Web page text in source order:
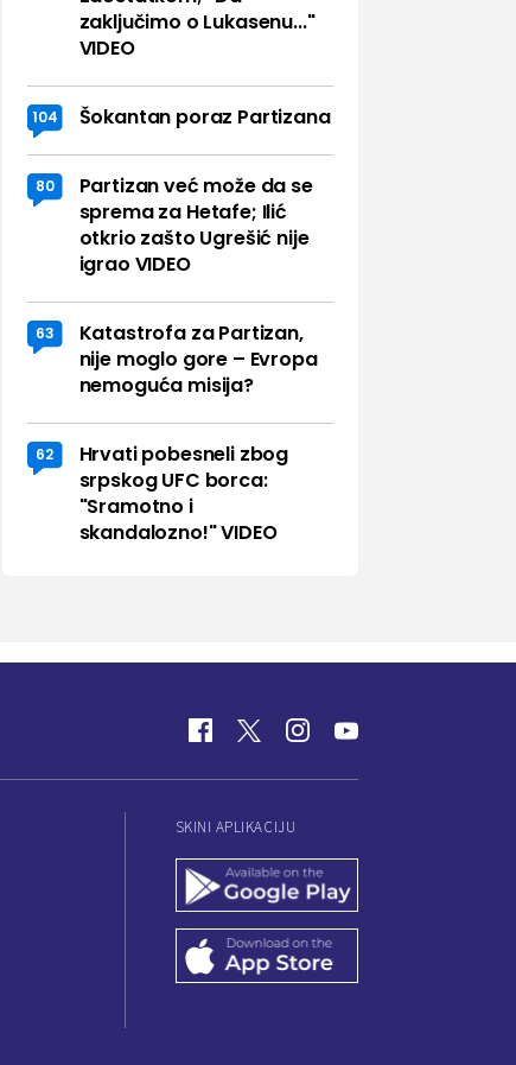
zaključimo o Lukasenu..."
VIDEO
104 Šokantan poraz Partizana
80
Partizan već može da se
sprema za Hetafe; Ilić
otkrio zašto Ugrešić nije
igrao VIDEO
63
Katastrofa za Partizan,
nije moglo gore – Evropa
nemoguća misija?
62
Hrvati pobesneli zbog
srpskog UFC borca:
"Sramotno i
skandalozno!" VIDEO
SKINI APLIKACIJU